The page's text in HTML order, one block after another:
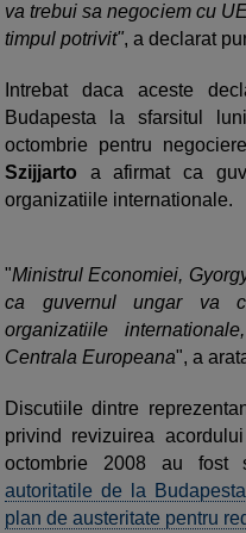
va trebui sa negociem cu
timpul potrivit", a declarat
Intrebat daca aceste
Budapesta la sfarsitul
octombrie pentru
Szijjarto a afirmat ca
organizatiile internationale.
"Ministrul Economiei,
ca guvernul ungar va
organizatiile
Centrala Europeana", a
Discutiile dintre
privind revizuirea
octombrie 2008 au fost
autoritatile de la
plan de austeritate pentru